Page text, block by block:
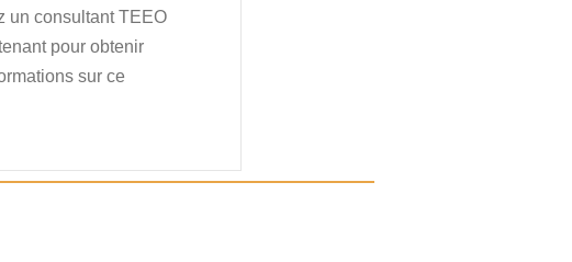
un consultant TEEO
pour obtenir
sur ce